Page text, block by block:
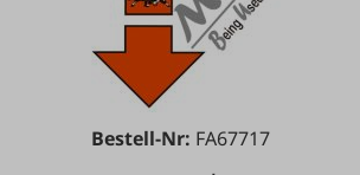
Bestell-Nr: FA67717